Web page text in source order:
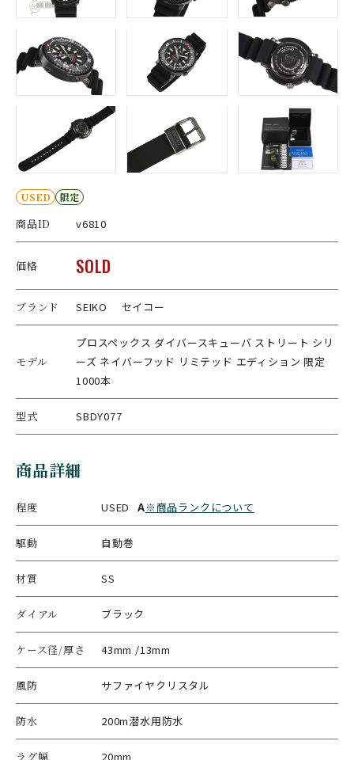
USED 限定
商品ID v6810
価格 SOLD
ブランド SEIKO セイコー
モデル
プロスペックス ダイバースキューバ ストリート シリ
ーズ ネイバーフッド リミテッド エディション 限定
1000本
型式 SBDY077
商品詳細
程度 USED A※商品ランクについて
駆動 自動巻
材質 SS
ダイアル ブラック
ケース径/厚さ 43mm /13mm
風防 サファイヤクリスタル
防水 200m潜水用防水
ラグ幅 20mm